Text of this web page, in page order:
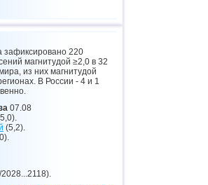
3,0...3,7 3
3,7
3,1...3,6
Гренадины
зафиксировано 220
магнитудой ≥2,0 в 32
из них магнитудой
В России - 4 и 1
07.08
(5,2).